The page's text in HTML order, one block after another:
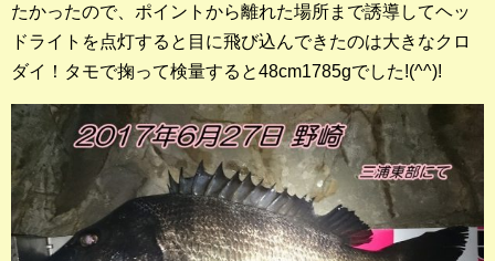
たかったので、ポイントから離れた場所まで誘導してヘッ
ドライトを点灯すると目に飛び込んできたのは大きなクロ
ダイ！タモで掬って検量すると48cm1785gでした!(^^)!